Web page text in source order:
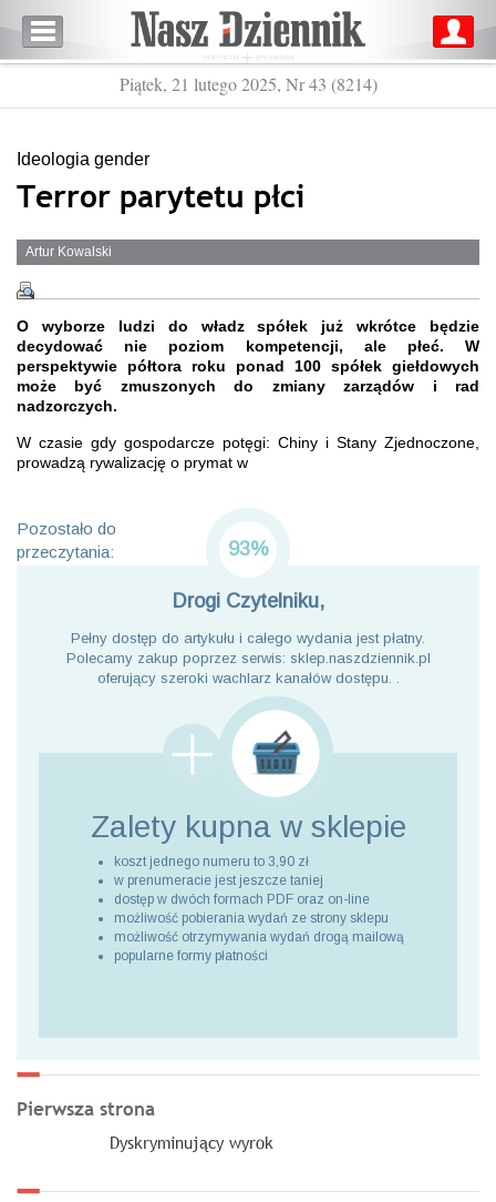
Piątek, 21 lutego 2025, Nr 43 (8214)
Ideologia gender
Terror parytetu płci
Artur Kowalski
O wyborze ludzi do władz spółek już wkrótce będzie
decydować nie poziom kompetencji, ale płeć. W
perspektywie półtora roku ponad 100 spółek giełdowych
może być zmuszonych do zmiany zarządów i rad
nadzorczych.
W czasie gdy gospodarcze potęgi: Chiny i Stany Zjednoczone,
prowadzą rywalizację o prymat w
Pozostało do
przeczytania:
93%
Drogi Czytelniku,
Pełny dostęp do artykułu i całego wydania jest płatny.
Polecamy zakup poprzez serwis: sklep.naszdziennik.pl
oferujący szeroki wachlarz kanałów dostępu. .
Zalety kupna w sklepie
koszt jednego numeru to 3,90 zł
w prenumeracie jest jeszcze taniej
dostęp w dwóch formach PDF oraz on-line
możliwość pobierania wydań ze strony sklepu
możliwość otrzymywania wydań drogą mailową
popularne formy płatności
Pierwsza strona
Dyskryminujący wyrok